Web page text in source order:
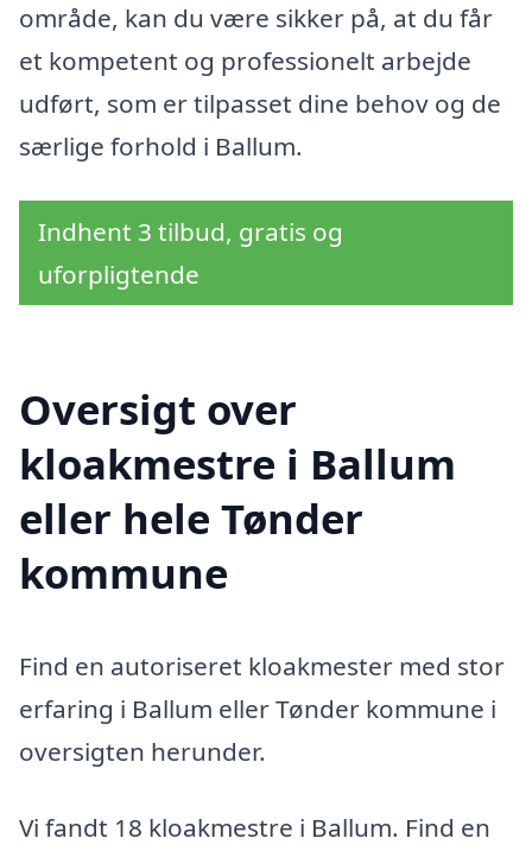
område, kan du være sikker på, at du får
et kompetent og professionelt arbejde
udført, som er tilpasset dine behov og de
særlige forhold i Ballum.
Indhent 3 tilbud, gratis og
uforpligtende
Oversigt over
kloakmestre i Ballum
eller hele Tønder
kommune
Find en autoriseret kloakmester med stor
erfaring i Ballum eller Tønder kommune i
oversigten herunder.
Vi fandt 18 kloakmestre i Ballum. Find en